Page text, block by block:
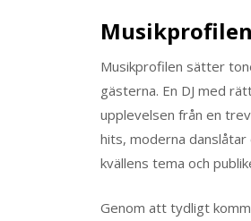
Musikprofilen sätter
gästerna. En DJ med
upplevelsen från en
hits, moderna
kvällens tema och
Genom att tydligt